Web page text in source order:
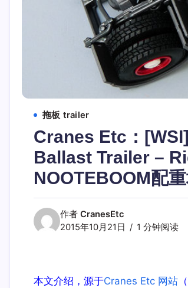
拖板 trailer
Cranes Etc：
Ballast Trailer –
NOOTEBOOM配
作者 CranesEtc
2015年10月21日
1 分钟阅读
本文介绍，源于Cranes Etc 网站